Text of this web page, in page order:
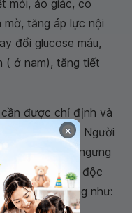
mỏi, ảo giác, co
mờ, tăng áp lực nội
đổi glucose máu,
( ở nam), tăng tiết
cần được chỉ định và
dụng được. Người
liều lượng, ngưng
tình trạng ngộ độc
khó tiên lượng như:
×